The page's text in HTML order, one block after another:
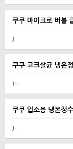
쿠쿠 마이크로 버블
J…
쿠쿠 코크살균 냉온
J…
쿠쿠 업소용 냉온
J…